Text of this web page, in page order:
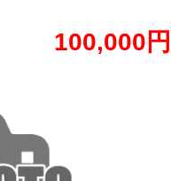
100,000円